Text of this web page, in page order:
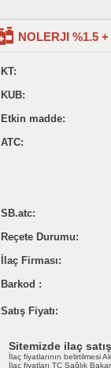
NOLERJI %1.5
KT:
KUB:
Etkin madde:
ATC:
SB.atc:
Reçete Durumu:
İlaç Firması:
Barkod :
Satış Fiyatı:
Sitemizde ilaç
İlaç fiyatlarının belirtilmesi
İlaç fiyatları TC Sağlık